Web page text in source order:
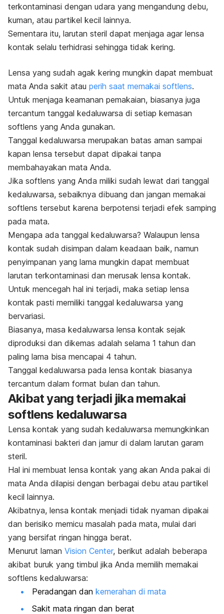
terkontaminasi dengan udara yang mengandung debu,
kuman, atau partikel kecil lainnya.
Sementara itu, larutan steril dapat menjaga agar lensa
kontak selalu terhidrasi sehingga tidak kering.
Lensa yang sudah agak kering mungkin dapat membuat
mata Anda sakit atau perih saat memakai softlens.
Untuk menjaga keamanan pemakaian, biasanya juga
tercantum tanggal kedaluwarsa di setiap kemasan
softlens yang Anda gunakan.
Tanggal kedaluwarsa merupakan batas aman sampai
kapan lensa tersebut dapat dipakai tanpa
membahayakan mata Anda.
Jika softlens yang Anda miliki sudah lewat dari tanggal
kedaluwarsa, sebaiknya dibuang dan jangan memakai
softlens tersebut karena berpotensi terjadi efek samping
pada mata.
Mengapa ada tanggal kedaluwarsa? Walaupun lensa
kontak sudah disimpan dalam keadaan baik, namun
penyimpanan yang lama mungkin dapat membuat
larutan terkontaminasi dan merusak lensa kontak.
Untuk mencegah hal ini terjadi, maka setiap lensa
kontak pasti memiliki tanggal kedaluwarsa yang
bervariasi.
Biasanya, masa kedaluwarsa lensa kontak sejak
diproduksi dan dikemas adalah selama 1 tahun dan
paling lama bisa mencapai 4 tahun.
Tanggal kedaluwarsa pada lensa kontak biasanya
tercantum dalam format bulan dan tahun.
Akibat yang terjadi jika memakai
softlens kedaluwarsa
Lensa kontak yang sudah kedaluwarsa memungkinkan
kontaminasi bakteri dan jamur di dalam larutan garam
steril.
Hal ini membuat lensa kontak yang akan Anda pakai di
mata Anda dilapisi dengan berbagai debu atau partikel
kecil lainnya.
Akibatnya, lensa kontak menjadi tidak nyaman dipakai
dan berisiko memicu masalah pada mata, mulai dari
yang bersifat ringan hingga berat.
Menurut laman Vision Center, berikut adalah beberapa
akibat buruk yang timbul jika Anda memilih memakai
softlens kedaluwarsa:
Peradangan dan kemerahan di mata
Sakit mata ringan dan berat